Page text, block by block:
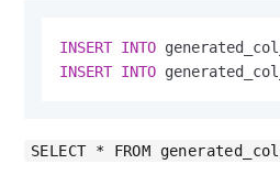
INSERT INTO
INSERT INTO
SELECT * FROM